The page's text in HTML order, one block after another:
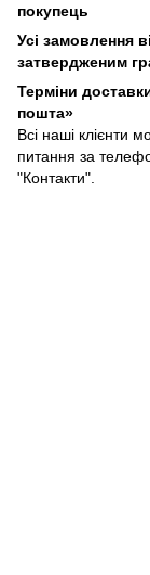
покупець
Усі замовлення
затвердженим
Терміни
пошта»
Всі наші клієнти
питання за
"Контакти".